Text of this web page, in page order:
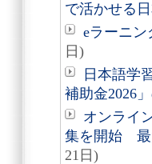
で活かせる
eラーニ
日)
日本語学
補助金2026
オンライ
集を開始 最
21日)